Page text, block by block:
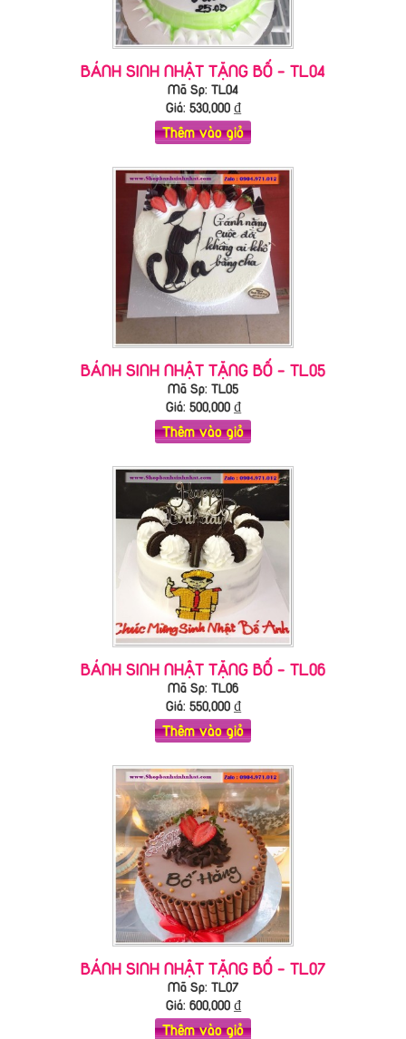
BÁNH SINH NHẬT TẶNG BỐ - TL04
Mã Sp: TL04
Giá: 530,000₫
Thêm vào giỏ
BÁNH SINH NHẬT TẶNG BỐ - TL05
Mã Sp: TL05
Giá: 500,000₫
Thêm vào giỏ
BÁNH SINH NHẬT TẶNG BỐ - TL06
Mã Sp: TL06
Giá: 550,000₫
Thêm vào giỏ
BÁNH SINH NHẬT TẶNG BỐ - TL07
Mã Sp: TL07
Giá: 600,000₫
Thêm vào giỏ